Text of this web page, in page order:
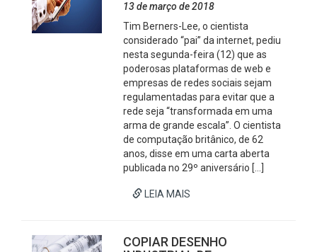
13 de março de 2018
Tim Berners-Lee, o cientista
considerado “pai” da internet, pediu
nesta segunda-feira (12) que as
poderosas plataformas de web e
empresas de redes sociais sejam
regulamentadas para evitar que a
rede seja “transformada em uma
arma de grande escala”. O cientista
de computação britânico, de 62
anos, disse em uma carta aberta
publicada no 29º aniversário […]
LEIA MAIS
COPIAR DESENHO